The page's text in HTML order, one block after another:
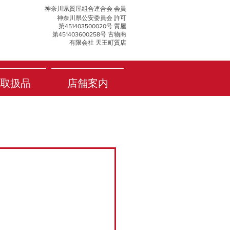
神奈川県質屋組合連合会 会員
神奈川県公安委員会 許可
第451403500020号 質屋
第451403600258号 古物商
有限会社 天王町質店
扱品 店舗案内